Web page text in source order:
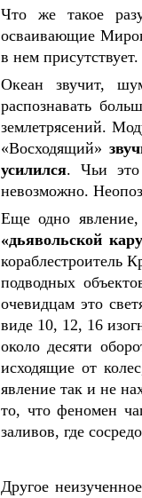
Что же такое
осваивающие
в нем присутствует.
Океан звучит,
распознавать
землетрясений.
«Восходящий»
усилился. Чьи это
невозможно.
Еще одно явление,
«дьявольской
кораблестроитель
подводных
очевидцам это
виде 10, 12, 16
около десяти
исходящие от
явление так и не
то, что феномен
заливов, где
Другое